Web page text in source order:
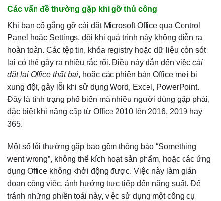
Các vấn đề thường gặp khi gỡ thủ công
Khi bạn cố gắng gỡ cài đặt Microsoft Office qua Control
Panel hoặc Settings, đôi khi quá trình này không diễn ra
hoàn toàn. Các tệp tin, khóa registry hoặc dữ liệu còn sót
lại có thể gây ra nhiều rắc rối. Điều này dẫn đến việc cài
đặt lại Office thất bại, hoặc các phiên bản Office mới bị
xung đột, gây lỗi khi sử dụng Word, Excel, PowerPoint.
Đây là tình trạng phổ biến mà nhiều người dùng gặp phải,
đặc biệt khi nâng cấp từ Office 2010 lên 2016, 2019 hay
365.
Một số lỗi thường gặp bao gồm thông báo “Something
went wrong”, không thể kích hoạt sản phẩm, hoặc các ứng
dụng Office không khởi động được. Việc này làm gián
đoạn công việc, ảnh hưởng trực tiếp đến năng suất. Để
tránh những phiền toái này, việc sử dụng một công cụ